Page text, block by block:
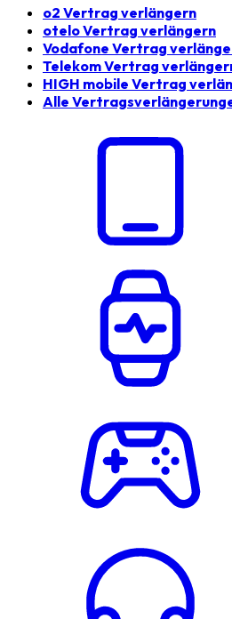
o2 Vertrag verlängern
otelo Vertrag verlängern
Vodafone Vertrag
Telekom Vertrag
HIGH mobile Vertrag
Alle